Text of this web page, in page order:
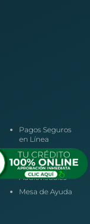
Pagos Seguros
en Línea
PQRS
Laboratorio de
Audiovisuales
Mesa de Ayuda